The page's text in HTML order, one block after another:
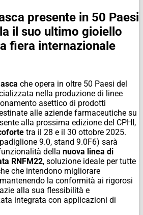
presente in 50 Paesi
il suo ultimo gioiello
fiera internazionale
che opera in oltre 50 Paesi del
nella produzione di linee
asettico di prodotti
alle aziende farmaceutiche su
alla prossima edizione del CPHI,
tra il 28 e il 30 ottobre 2025.
9.0, stand 9.0F6) sarà
della nuova linea di
RNFM22, soluzione ideale per tutte
che intendono migliorare
la conformità ai rigorosi
alla sua flessibilità e
integrata con applicazioni di